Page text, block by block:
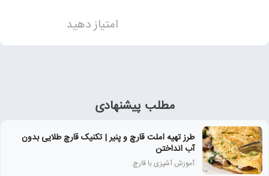
امتیاز دهید
مطلب پیشنهادی
طرز تهیه املت قارچ و پنیر | تکنیک قارچ طلایی بدون
آب انداختن
آموزش آشپزی با قارچ